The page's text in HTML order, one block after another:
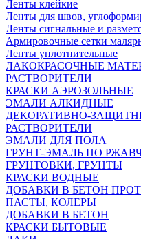
Ленты клейкие
Ленты для швов,
Ленты сигнальные и
Армировочные сетки
Ленты уплотнительные
ЛАКОКРАСОЧНЫЕ
РАСТВОРИТЕЛИ
КРАСКИ АЭРОЗОЛЬНЫЕ
ЭМАЛИ АЛКИДНЫЕ
ДЕКОРАТИВНО-
РАСТВОРИТЕЛИ
ЭМАЛИ ДЛЯ ПОЛА
ГРУНТ-ЭМАЛЬ ПО
ГРУНТОВКИ, ГРУНТЫ
КРАСКИ ВОДНЫЕ
ДОБАВКИ В БЕТОН
ПАСТЫ, КОЛЕРЫ
ДОБАВКИ В БЕТОН
КРАСКИ БЫТОВЫЕ